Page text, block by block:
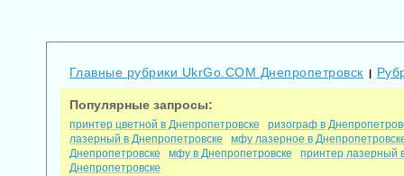
Главные рубрики UkrGo.COM Днепропетровск
Популярные запросы:
принтер цветной в Днепропетровске
ризограф в
лазерный в Днепропетровске
мфу лазерное в
Днепропетровске
мфу в Днепропетровске
принтер лазерный
Днепропетровске